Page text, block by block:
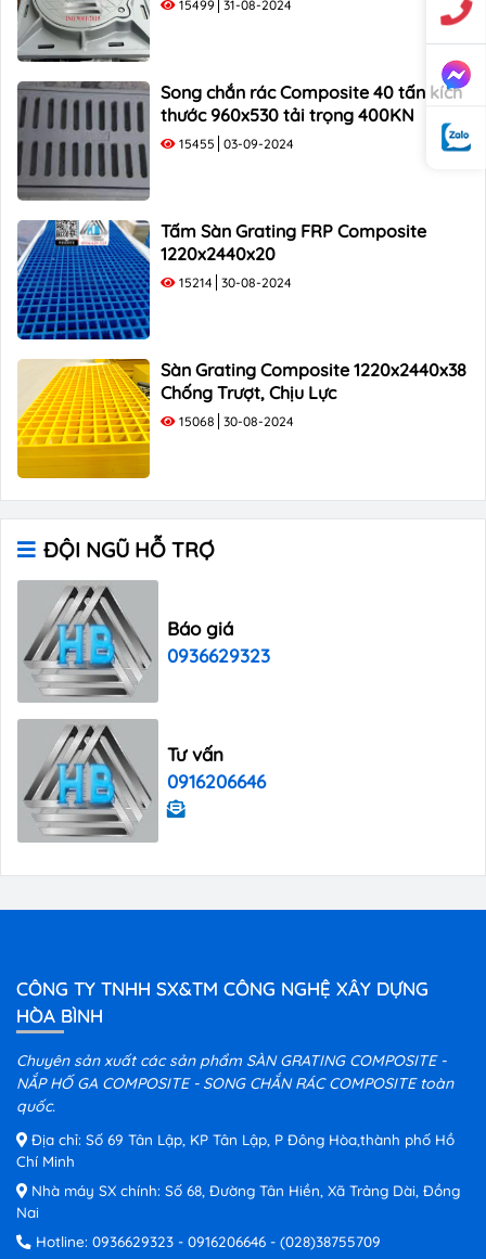
15499 31-08-2024
Song chắn rác Composite 40 tấn kích
thước 960x530 tải trọng 400KN
15455 03-09-2024
Tấm Sàn Grating FRP Composite
1220x2440x20
15214 30-08-2024
Sàn Grating Composite 1220x2440x38
Chống Trượt, Chịu Lực
15068 30-08-2024
ĐỘI NGŨ HỖ TRỢ
Báo giá
0936629323
Tư vấn
0916206646
CÔNG TY TNHH SX&TM CÔNG NGHỆ XÂY DỰNG
HÒA BÌNH
Chuyên sản xuất các sản phẩm SÀN GRATING COMPOSITE -
NẮP HỐ GA COMPOSITE - SONG CHẮN RÁC COMPOSITE toàn
quốc.
Địa chỉ: Số 69 Tân Lập, KP Tân Lập, P Đông Hòa,thành phố Hồ
Chí Minh
Nhà máy SX chính: Số 68, Đường Tân Hiền, Xã Trảng Dài, Đồng
Nai
Hotline: 0936629323 - 0916206646 - (028)38755709